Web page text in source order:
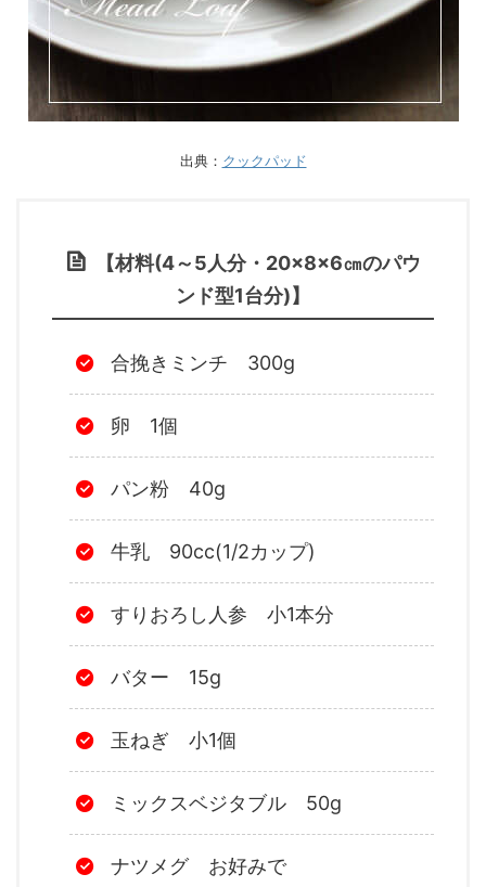
出典： クックパッド
【材料(4～5人分・20×8×6㎝のパウ
ンド型1台分)】
合挽きミンチ 300g
卵 1個
パン粉 40g
牛乳 90cc(1/2カップ)
すりおろし人参 小1本分
バター 15g
玉ねぎ 小1個
ミックスベジタブル 50g
ナツメグ お好みで